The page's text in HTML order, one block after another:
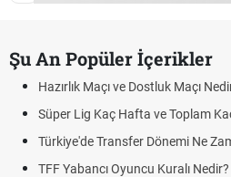
Şu An Popüler İçerikler
Hazırlık Maçı ve Dostluk Maçı
Süper Lig Kaç Hafta ve Toplam
Türkiye'de Transfer Dönemi Ne
TFF Yabancı Oyuncu Kuralı